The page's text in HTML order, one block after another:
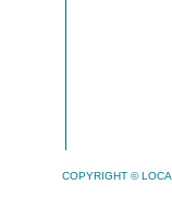
COPYRIGHT ©